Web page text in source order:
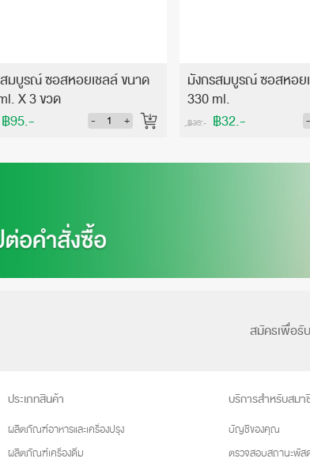
มบูรณ์ ซอสหอยเชลล์ ขนาด
X 3 ขวด
฿95.- - +
มังกรสมบูรณ์ ซอสหอย
330 ml.
฿35.- ฿32.- -
สมัครเพื่อรั
ประเภทสินค้า
ผลิตภัณฑ์อาหารและเครื่องปรุง
ผลิตภัณฑ์เครื่องดื่ม
บริการสำหรับสมา
บัญชีของคุณ
ตรวจสอบสถานะพัส